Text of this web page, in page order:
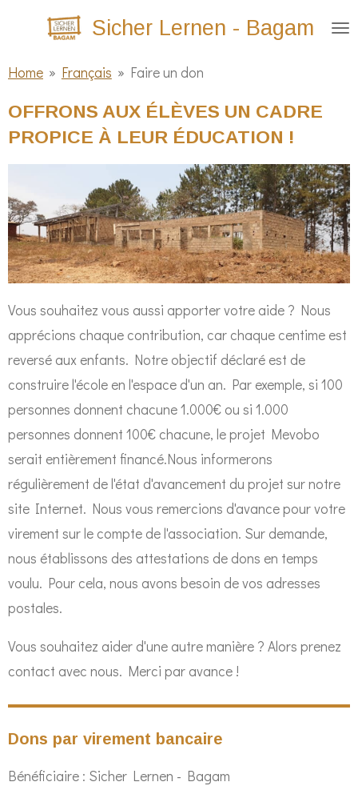
Hauptinhalt
springen
Sicher Lernen - Bagam
Home » Français » Faire un don
OFFRONS AUX ÉLÈVES UN CADRE
PROPICE À LEUR ÉDUCATION !
Vous souhaitez vous aussi apporter votre aide ? Nous
apprécions chaque contribution, car chaque centime est
reversé aux enfants. Notre objectif déclaré est de
construire l'école en l'espace d'un an. Par exemple, si 100
personnes donnent chacune 1.000€ ou si 1.000
personnes donnent 100€ chacune, le projet Mevobo
serait entièrement financé.Nous informerons
régulièrement de l'état d'avancement du projet sur notre
site Internet. Nous vous remercions d'avance pour votre
virement sur le compte de l'association. Sur demande,
nous établissons des attestations de dons en temps
voulu. Pour cela, nous avons besoin de vos adresses
postales.
Vous souhaitez aider d'une autre manière ? Alors prenez
contact avec nous. Merci par avance !
Dons par virement bancaire
Bénéficiaire : Sicher Lernen - Bagam